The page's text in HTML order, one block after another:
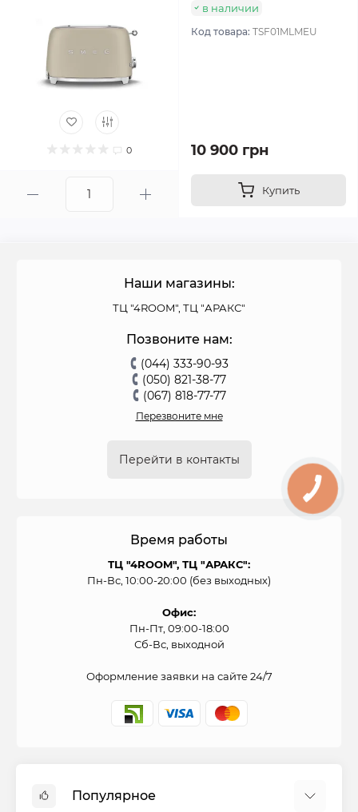
0
в наличии
Код товара: TSF01MLMEU
10 900 грн
Купить
Наши магазины:
ТЦ "4ROOM", ТЦ "АРАКС"
Позвоните нам:
(044) 333-90-93
(050) 821-38-77
(067) 818-77-77
Перезвоните мне
Перейти в контакты
Время работы
ТЦ "4ROOM", ТЦ "АРАКС":
Пн-Вс, 10:00-20:00 (без выходных)
Офис:
Пн-Пт, 09:00-18:00
Сб-Вс, выходной
Оформление заявки на сайте 24/7
Популярное